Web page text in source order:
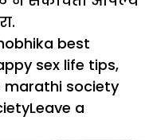
best
sex life tips,
marathi society
Leave a